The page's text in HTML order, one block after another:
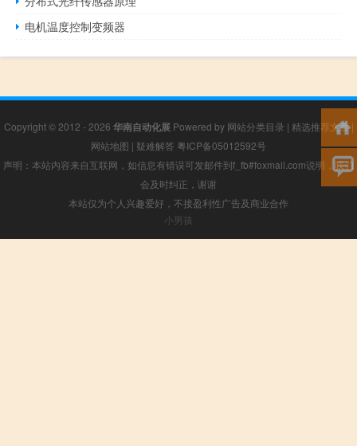
电机温度控制变频器
Copyright © 2012 - 2026 华南自动化展Powered by 网站分类目录 | 精选推荐文章|
网站地图 | 疑难解答 粤ICP备05012592号
声明：本站内容来自互联网，如信息有错误可发邮件到f_fb#foxmail.com说明，我们
会及时纠正，谢谢
本站仅为个人兴趣爱好，不接盈利性广告及商业合作
小男孩